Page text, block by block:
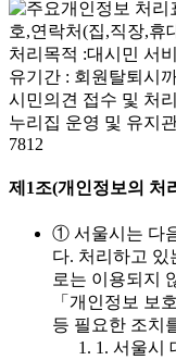
제1조(개인정보의 처
① 서울시는 다
다. 처리하고 있
로는 이용되지
「개인정보 보
등 필요한 조치
1. 서울시